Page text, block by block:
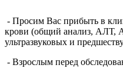
- Просим Вас прибыть в
крови (общий анализ, АЛТ,
ультразвуковых и
- Взрослым перед